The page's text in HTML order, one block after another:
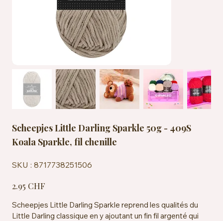
Scheepjes Little Darling Sparkle 50g - 409S
Koala Sparkle, fil chenille
SKU : 8717738251506
8717738251506
2.95 CHF
Scheepjes Little Darling Sparkle reprend les qualités du
Little Darling classique en y ajoutant un fin fil argenté qui